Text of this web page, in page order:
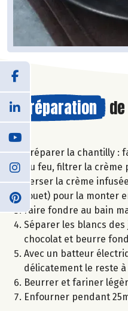
Préparation
Préparer la chantilly :
du feu, filtrer la
Verser la crème
fouet) pour la monter
Faire fondre au bain
Séparer les blancs
chocolat et beurre
Avec un batteur
délicatement le reste à
Beurrer et fariner
Enfourner pendant